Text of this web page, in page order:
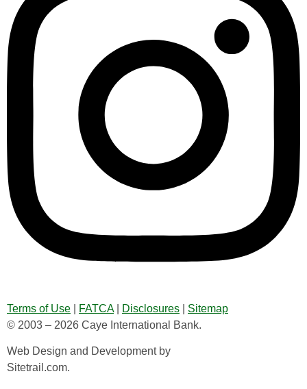
Terms of Use FATCA| Disclosures
Sitemap
© 2003 – 2026 Caye International Bank.
Web Design and Development by
Sitetrail.com.